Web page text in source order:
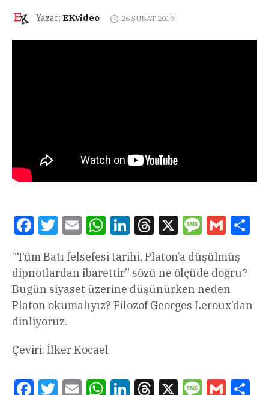
Yazar: EKvideo 26 ŞUBAT 2019
FacebookTwitterEmail WhatsAppLinkedInThreads
X Message
Gmail
“Tüm Batı felsefesi tarihi, Platon’a düşülmüş
dipnotlardan ibarettir” sözü ne ölçüde doğru?
Bugün siyaset üzerine düşünürken neden
Platon okumalıyız? Filozof Georges Leroux’dan
dinliyoruz.
Çeviri: İlker Kocael
FacebookTwitterEmail WhatsAppLinkedInThreads
X Message
Gmail